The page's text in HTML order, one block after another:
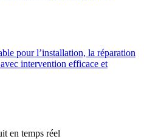
pour l’installation, la réparation
intervention efficace et
en temps réel